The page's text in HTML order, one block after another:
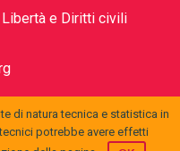
e Diritti civili
di natura tecnica e statistica in
potrebbe avere effetti